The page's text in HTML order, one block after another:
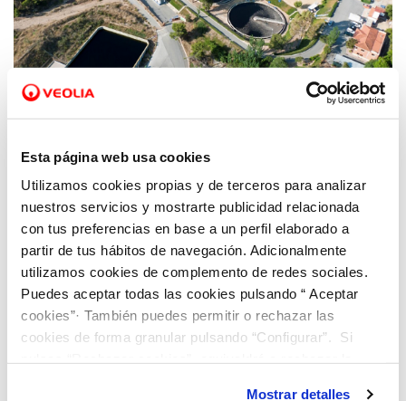
Esta página web usa cookies
Utilizamos cookies propias y de terceros para analizar
nuestros servicios y mostrarte publicidad relacionada
con tus preferencias en base a un perfil elaborado a
partir de tus hábitos de navegación. Adicionalmente
utilizamos cookies de complemento de redes sociales.
Puedes aceptar todas las cookies pulsando “ Aceptar
cookies”· También puedes permitir o rechazar las
cookies de forma granular pulsando “Configurar”. Si
Mostrar detalles
19 NOV 2023
Comunitat Valenciana centran sus
esfuerzos en concienciar a la sociedad sobre
la importancia del saneamiento